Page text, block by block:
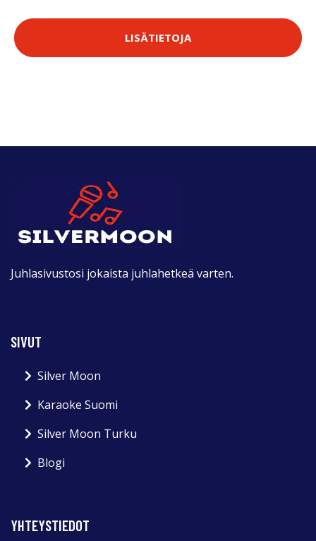
LISÄTIETOJA
Juhlasivustosi jokaista juhlahetkeä varten.
SIVUT
Silver Moon
Karaoke Suomi
Silver Moon Turku
Blogi
YHTEYSTIEDOT